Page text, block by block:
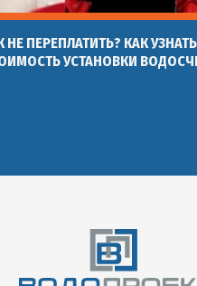
НЕ ПЕРЕПЛАТИТЬ? КАК
УСТАНОВКИ